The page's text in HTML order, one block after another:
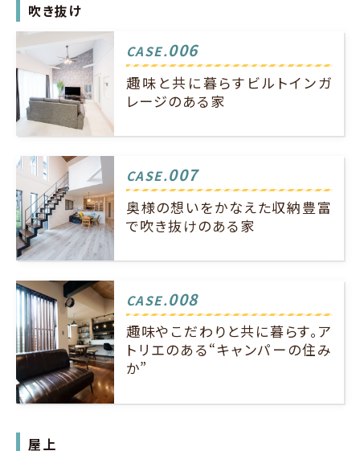
吹き抜け
CASE.006
趣味と共に暮らすビルトインガ
レージのある家
CASE.007
奥様の想いをかなえた収納豊富
で吹き抜けのある家
CASE.008
趣味やこだわりと共に暮らす。ア
トリエのある“キャンパーの住み
か”
屋上